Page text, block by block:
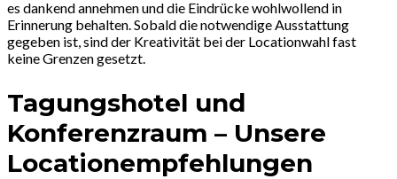
es dankend annehmen und die Eindrücke wohlwollend in
Erinnerung behalten. Sobald die notwendige Ausstattung
gegeben ist, sind der Kreativität bei der Locationwahl fast
keine Grenzen gesetzt.
Tagungshotel und
Konferenzraum – Unsere
Locationempfehlungen